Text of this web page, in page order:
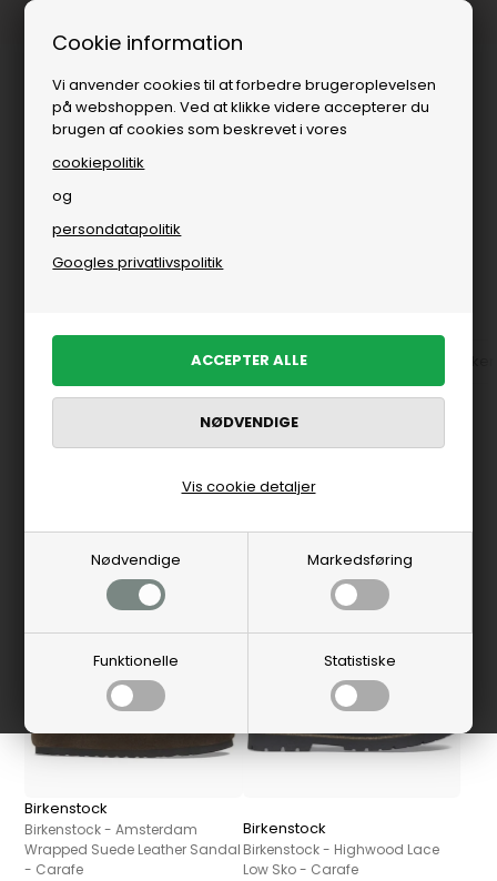
Cookie information
Vi anvender cookies til at forbedre brugeroplevelsen
på webshoppen. Ved at klikke videre accepterer du
brugen af cookies som beskrevet i vores
cookiepolitik
og
persondatapolitik
Googles privatlivspolitik
Nødvendige Markedsføring
Funktionelle Statistiske
Vis cookie detaljer
Du er her:
Hjemmesko Loafers
<html> <head> <title> </title> </head> <body> <h1>Sko</h1>
Birkenstock
Birkenstock - Amsterdam
Wrapped Suede Leather Sandal
- Carafe
Birkenstock
Birkenstock - Highwood Lace
Low Sko - Carafe